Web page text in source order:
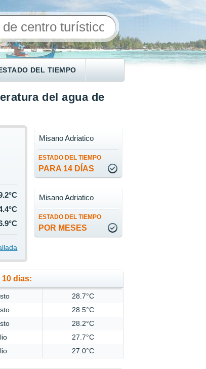
DEL TIEMPO
del agua de
ESTADO DEL TIEMPO
PARA 14 DÍAS
Misano Adriatico
ESTADO DEL TIEMPO
POR MESES
Misano Adriatico
días:
28.7°C
28.5°C
28.2°C
27.7°C
27.0°C